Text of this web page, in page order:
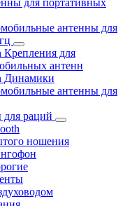
для портативных
антенны для
Крепления для
антенн
Динамики
антенны для
раций
ношения